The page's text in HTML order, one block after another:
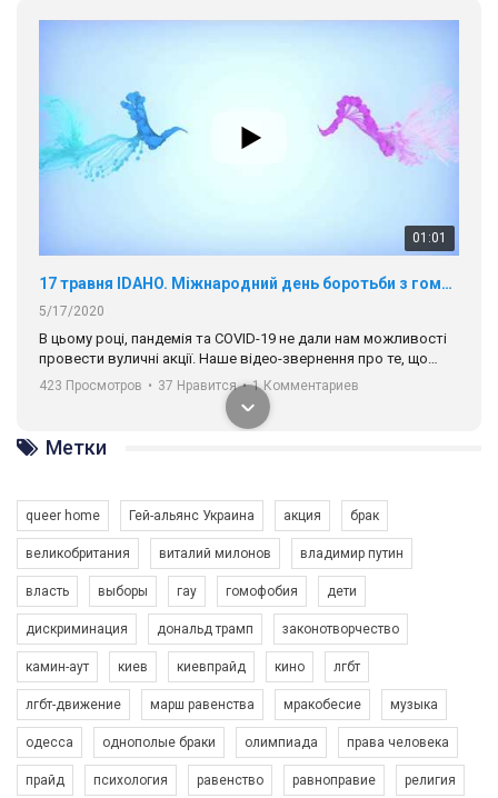
01:01
17 травня IDAHO. Міжнародний день боротьби з гомофобією трансфобією і біфобія.
5/17/2020
В цьому році, пандемія та COVІD-19 не дали нам можливості
провести вуличні акції. Наше відео-звернення про те, що
навіть коли ми у різних містах та не можемо зустрінеться, ми
разом. Ми закликаємо всіх хто поділяє цінності рівності та
солідарності, приєднатися до нас. Регіональні підрозділи
ГАУ є в 16 областях України.
Разом наш голос лунає гучніше!
423 Просмотров • 37 Нравится • 1 Комментариев
Зупинимо насильство проти ЛГБТ в Україні! Stop violence against LGBT in Ukraine!
6/30/2017
Емоційний та вражаючий промо-ролік на конкурс PACT, який
представляє програму "Гей-альянс Україна" з протидії
Метки
queer home Гей-альянс Украина акция брак
великобритания виталий милонов владимир путин
власть выборы гау гомофобия дети
дискриминация дональд трамп законотворчество
камин-аут киев киевпрайд кино лгбт
лгбт-движение марш равенства мракобесие музыка
одесса однополые браки олимпиада права человека
прайд психология равенство равноправие религия